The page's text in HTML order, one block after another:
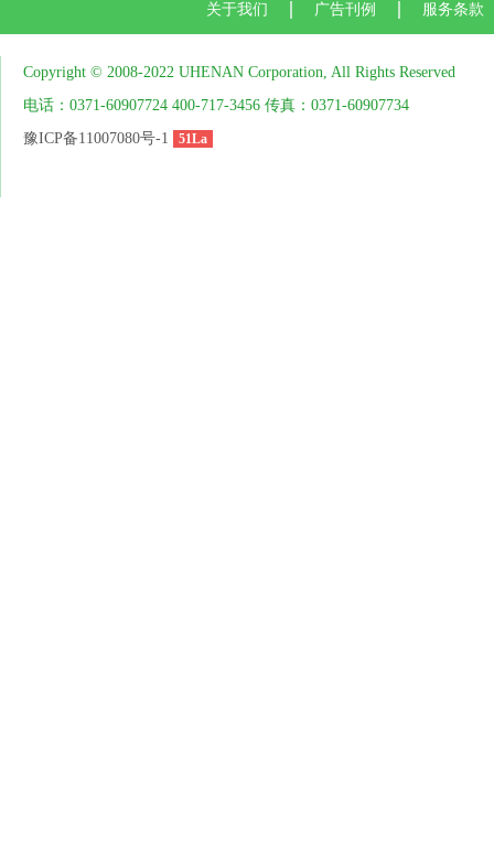
关于我们 广告刊例 服务条款
Copyright © 2008-2022 UHENAN Corporation, All Rights Reserved
电话：0371-60907724 400-717-3456 传真：0371-60907734
豫ICP备11007080号-1
51La